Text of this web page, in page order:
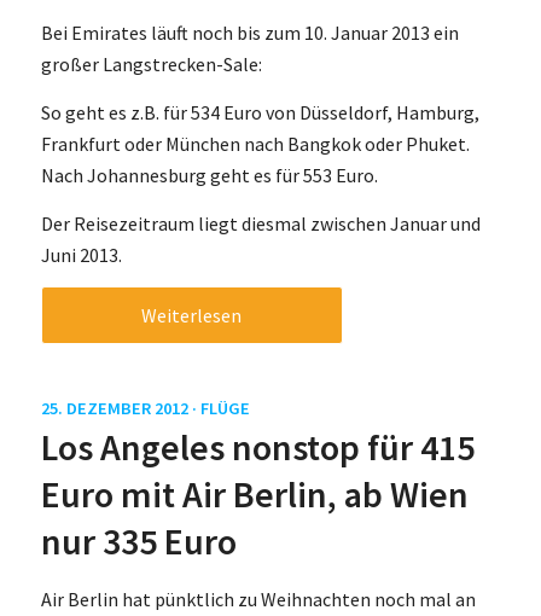
Bei Emirates läuft noch bis zum 10. Januar 2013 ein
großer Langstrecken-Sale:
So geht es z.B. für 534 Euro von Düsseldorf, Hamburg,
Frankfurt oder München nach Bangkok oder Phuket.
Nach Johannesburg geht es für 553 Euro.
Der Reisezeitraum liegt diesmal zwischen Januar und
Juni 2013.
Weiterlesen
25. DEZEMBER 2012 · FLÜGE
Los Angeles nonstop für 415
Euro mit Air Berlin, ab Wien
nur 335 Euro
Air Berlin hat pünktlich zu Weihnachten noch mal an